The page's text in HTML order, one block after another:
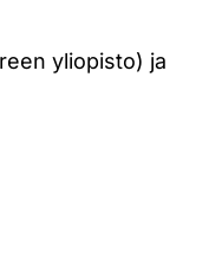
yliopisto) ja